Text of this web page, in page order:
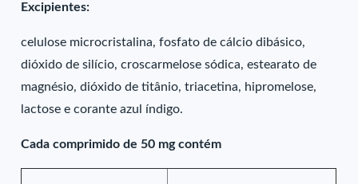
Excipientes:
celulose microcristalina, fosfato de cálcio dibásico,
dióxido de silício, croscarmelose sódica, estearato de
magnésio, dióxido de titânio, triacetina, hipromelose,
lactose e corante azul índigo.
Cada comprimido de 50 mg contém